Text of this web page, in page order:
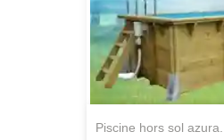
piscine hors sol azura...